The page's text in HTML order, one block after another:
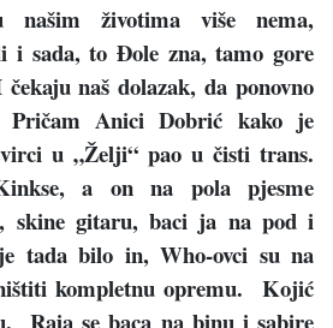
životima više nema,
i sada, to Đole zna, tamo gore
naš dolazak, da ponovno
Anici Dobrić kako je
u „Želji“ pao u čisti trans.
a on na pola pjesme
skine gitaru, baci ja na pod i
tada bilo in, Who-ovci su na
kompletnu opremu. Kojić
Raja se baca na binu i sabire